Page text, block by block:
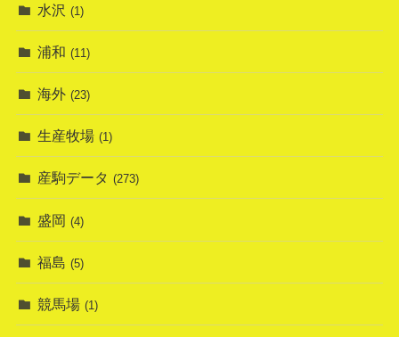
水沢 (1)
浦和 (11)
海外 (23)
生産牧場 (1)
産駒データ (273)
盛岡 (4)
福島 (5)
競馬場 (1)